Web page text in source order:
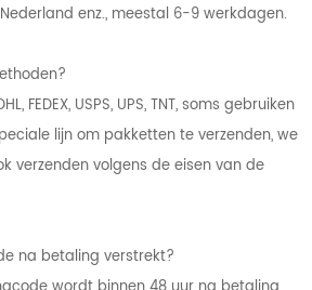
Nederland enz., meestal 6-9 werkdagen.
FEDEX, USPS, UPS, TNT, soms gebruiken
lijn om pakketten te verzenden, we
verzenden volgens de eisen van de
na betaling verstrekt?